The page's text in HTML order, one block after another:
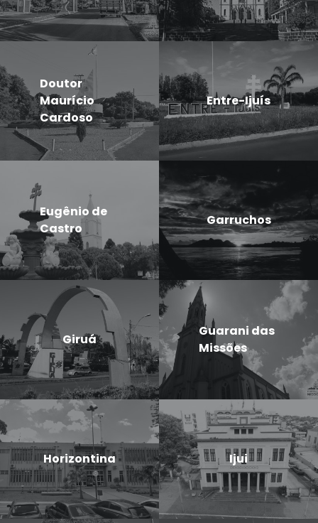
Doutor
Maurício
Cardoso
Entre-Ijuís
Eugênio de
Castro
Garruchos
Giruá
Guarani das
Missões
Horizontina Ijui